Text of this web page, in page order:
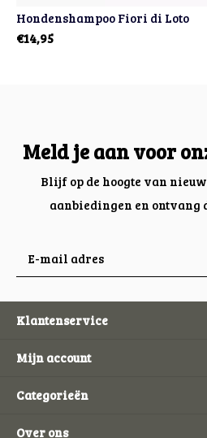
Hondenshampoo Fiori di Loto
€14,95
Meld je aan voor
Blijf op de hoogte van
aanbiedingen en ontvang
Klantenservice
Mijn account
Categorieën
Over ons